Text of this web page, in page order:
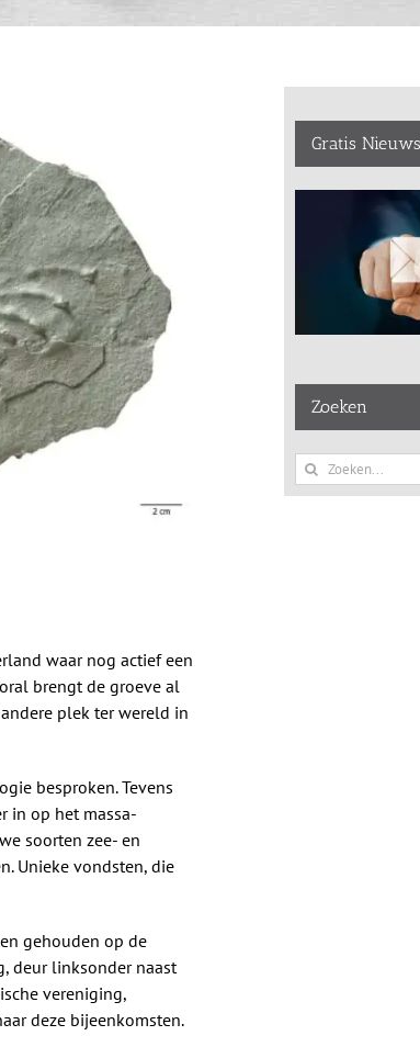
waar nog actief een
brengt de groeve al
plek ter wereld in
besproken. Tevens
in op het massa-
soorten zee- en
Unieke vondsten, die
gehouden op de
deur linksondernaast
vereniging,
deze bijeenkomsten.
Gratis
Zoeken
Zoeken
naar: